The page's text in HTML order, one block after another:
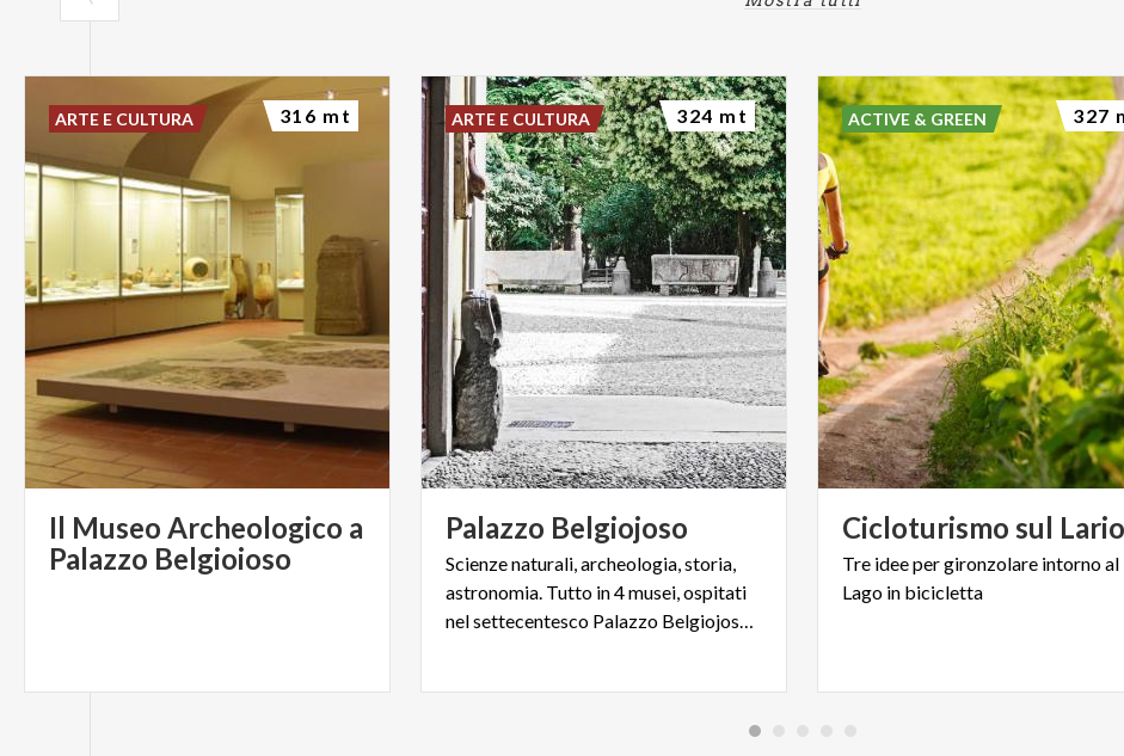
Il Museo Archeologico a
Palazzo Belgioioso
ARTE E CULTURA 316 mt
Palazzo Belgiojoso
Scienze naturali, archeologia, storia,
astronomia. Tutto in 4 musei, ospitati
nel settecentesco Palazzo Belgiojoso di Lecco
ARTE E CULTURA 324 mt
Cicloturismo sul Lario
Tre ideepergironzolare intornoal
Lago in bicicletta
ACTIVE & GREEN 327